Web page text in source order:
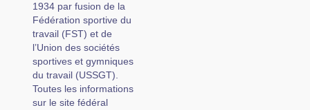
1934 par fusion de la
Fédération sportive du
travail (FST) et de
l’Union des sociétés
sportives et gymniques
du travail (USSGT).
Toutes les informations
sur le site fédéral